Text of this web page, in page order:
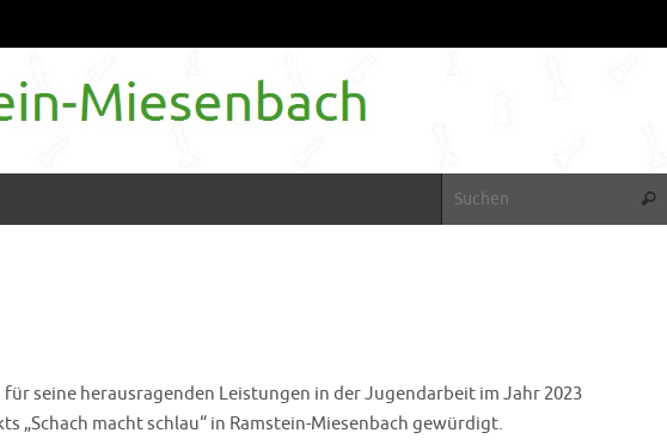
seine herausragenden Leistungen in der Jugendarbeit im Jahr 2023
„Schach macht schlau“ in Ramstein-Miesenbach gewürdigt.